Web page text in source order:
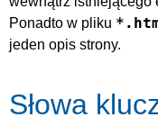
Ponadto w pliku
jeden opis strony.
Słowa